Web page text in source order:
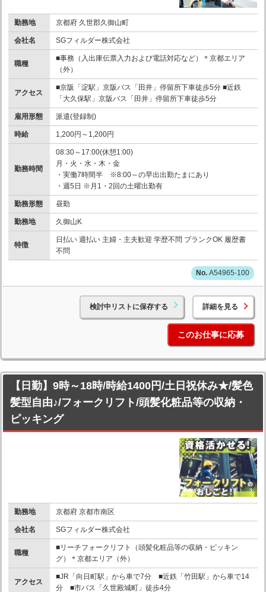
勤務地 京都府 久世郡久御山町
会社名 SGフィルダー株式会社
職種
■事務（入出庫伝票入力および電話対応など）＊京都エリア
（外）
アクセス
■京阪「淀駅」京阪バス「田井」停留所下車徒歩5分 ■近鉄
「大久保駅」京阪バス「田井」停留所下車徒歩5分
雇用形態 派遣(登録制)
時給 1,200円～1,200円
勤務時間
08:30～17:00(休憩1:00)
月・火・水・木・金
・実働7時間半 ※8:00～の早出出勤たまにあり
・週5日 ※月1・2回の土曜出勤有
勤務形態 昼勤
勤務地 久御山K
特徴
日払い 週払い 主婦・主夫歓迎 学歴不問 ブランクOK 履歴書
不問
A54965-100
検討中リストに保存する 詳細を見る
このお仕事に応募
【日勤】9時～18時/時給1400円/土日祝休み★/髪色
髪型自由♪/フォークリフト/頭髪化粧品等の収納・
ピッキング
勤務地 京都府 京都市南区
会社名 SGフィルダー株式会社
職種
■リーチフォークリフト（頭髪化粧品等の収納・ピッキン
グ）＊京都エリア（外）
アクセス
■JR「向日町駅」から車で7分 ■近鉄「竹田駅」から車で14
分 ■市バス「久世殿城町」徒歩4分